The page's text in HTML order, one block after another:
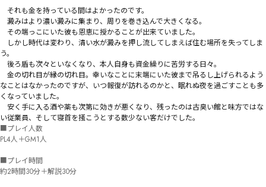
それも金を持っている間はよかったのです。
澱みはより濃い澱みに集まり、周りを巻き込んで大きくなる。
その端っこにいた彼も恩恵に授かることが出来ていました。
しかし時代は変わり、清い水が澱みを押し流してしまえば住む場所を失ってしま
う。
後ろ盾も次々といなくなり、本人自身も資金繰りに苦労する日々。
金の切れ目が縁の切れ目。幸いなことに末端にいた彼まで吊るし上げられるよう
なことはなかったのですが、いつ報復が訪れるのかと、眠れぬ夜を過ごすことも多
くなっていました。
安く手に入る酒や薬も次第に効きが悪くなり、残ったのは古臭い館と味方ではな
■プレイ人数
PL4人＋GM1人
■プレイ時間
約2時間30分＋解説30分